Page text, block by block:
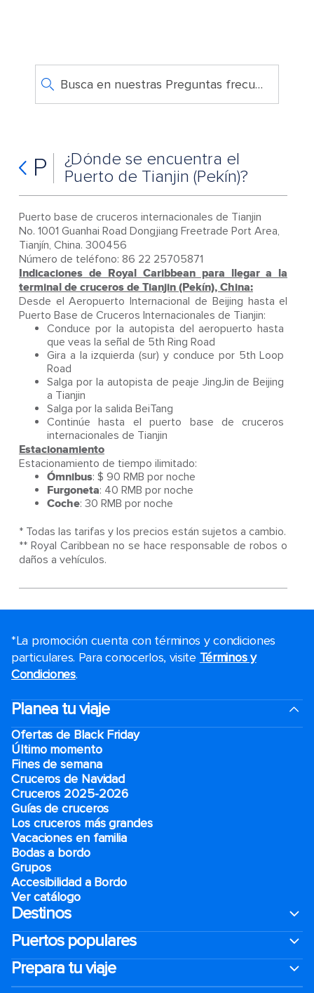
Busca en nuestras Preguntas frecuentes
P
¿Dónde se encuentra el
Puerto de Tianjin (Pekín)?
Puerto base de cruceros internacionales de Tianjin
No. 1001 Guanhai Road Dongjiang Freetrade Port Area,
Tianjín, China. 300456
Número de teléfono: 86 22 25705871
Indicaciones de Royal Caribbean para llegar a la
terminal de cruceros de Tianjin (Pekín), China:
Desde el Aeropuerto Internacional de Beijing hasta el
Puerto Base de Cruceros Internacionales de Tianjin:
Conduce por la autopista del aeropuerto hasta
que veas la señal de 5th Ring Road
Gira a la izquierda (sur) y conduce por 5th Loop
Road
Salga por la autopista de peaje JingJin de Beijing
a Tianjin
Salga por la salida BeiTang
Continúe hasta el puerto base de cruceros
internacionales de Tianjin
Estacionamiento
Estacionamiento de tiempo ilimitado:
Ómnibus: $ 90 RMB por noche
Furgoneta: 40 RMB por noche
Coche: 30 RMB por noche
* Todas las tarifas y los precios están sujetos a cambio.
** Royal Caribbean no se hace responsable de robos o
daños a vehículos.
*La promoción cuenta con términos y condiciones
particulares. Para conocerlos, visite Términos y
Condiciones.
Planea tu viaje
Ofertas de Black Friday
Último momento
Fines de semana
Cruceros de Navidad
Cruceros 2025-2026
Guías de cruceros
Los cruceros más grandes
Vacaciones en familia
Bodas a bordo
Grupos
Accesibilidad a Bordo
Ver catálogo
Destinos
Puertos populares
Prepara tu viaje